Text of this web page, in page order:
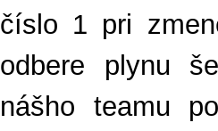
číslo 1 pri
odbere plynu
nášho teamu